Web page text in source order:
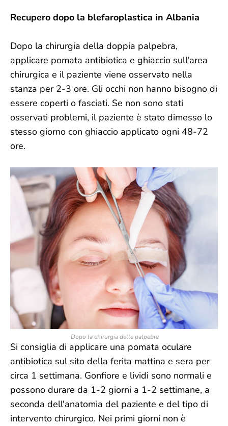
Recupero dopo la blefaroplastica in Albania
Dopo la chirurgia della doppia palpebra,
applicare pomata antibiotica e ghiaccio sull'area
chirurgica e il paziente viene osservato nella
stanza per 2-3 ore. Gli occhi non hanno bisogno di
essere coperti o fasciati. Se non sono stati
osservati problemi, il paziente è stato dimesso lo
stesso giorno con ghiaccio applicato ogni 48-72
ore.
Dopo la chirurgia delle palpebre
Si consiglia di applicare una pomata oculare
antibiotica sul sito della ferita mattina e sera per
circa 1 settimana. Gonfiore e lividi sono normali e
possono durare da 1-2 giorni a 1-2 settimane, a
seconda dell'anatomia del paziente e del tipo di
intervento chirurgico. Nei primi giorni non è